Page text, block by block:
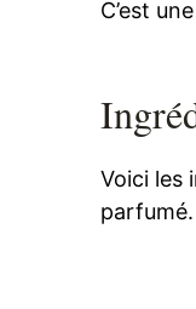
C’est
Voici les
parfumé.